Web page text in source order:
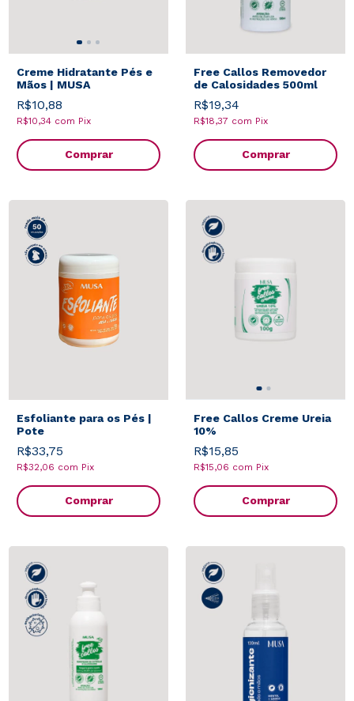
Creme Hidratante Pés e
Mãos | MUSA
R$10,88
R$10,34 com Pix
Comprar
Free Callos Removedor
de Calosidades 500ml
R$19,34
R$18,37 com Pix
Comprar
Esfoliante para os Pés |
Pote
R$33,75
R$32,06 com Pix
Comprar
Free Callos Creme Ureia
10%
R$15,85
R$15,06 com Pix
Comprar